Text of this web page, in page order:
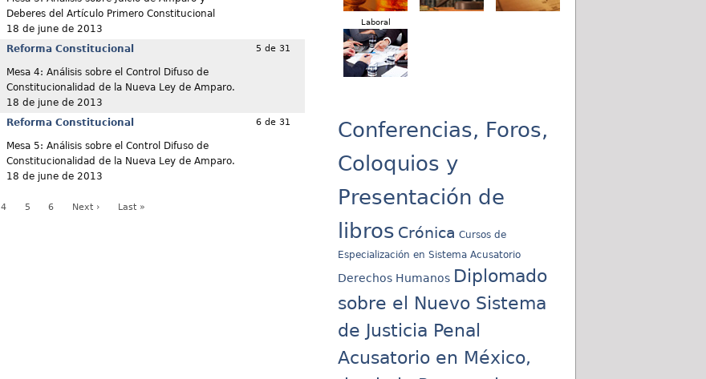
Deberes del Artículo Primero Constitucional
18 de june de 2013
Reforma Constitucional
Mesa 4: Análisis sobre el Control Difuso de
Constitucionalidad de la Nueva Ley de Amparo.
18 de june de 2013
5 de 31
Reforma Constitucional
Mesa 5: Análisis sobre el Control Difuso de
Constitucionalidad de la Nueva Ley de Amparo.
18 de june de 2013
6 de 31
4 5 6 Next › Last »
Laboral
Conferencias, Foros,
Coloquios y
Presentación de
libros Crónica Cursos de
Especialización en Sistema Acusatorio
Derechos Humanos Diplomado
sobre el Nuevo Sistema
de Justicia Penal
Acusatorio en México,